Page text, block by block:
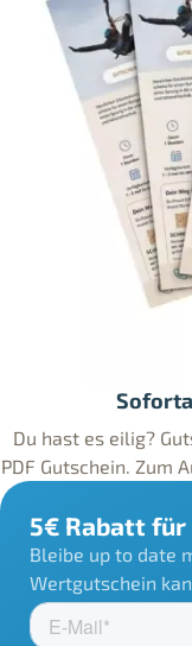
Du hast es eilig?
PDF Gutschein. Zum
5€ Rabatt für
Bleibe up to date
Wertgutschein